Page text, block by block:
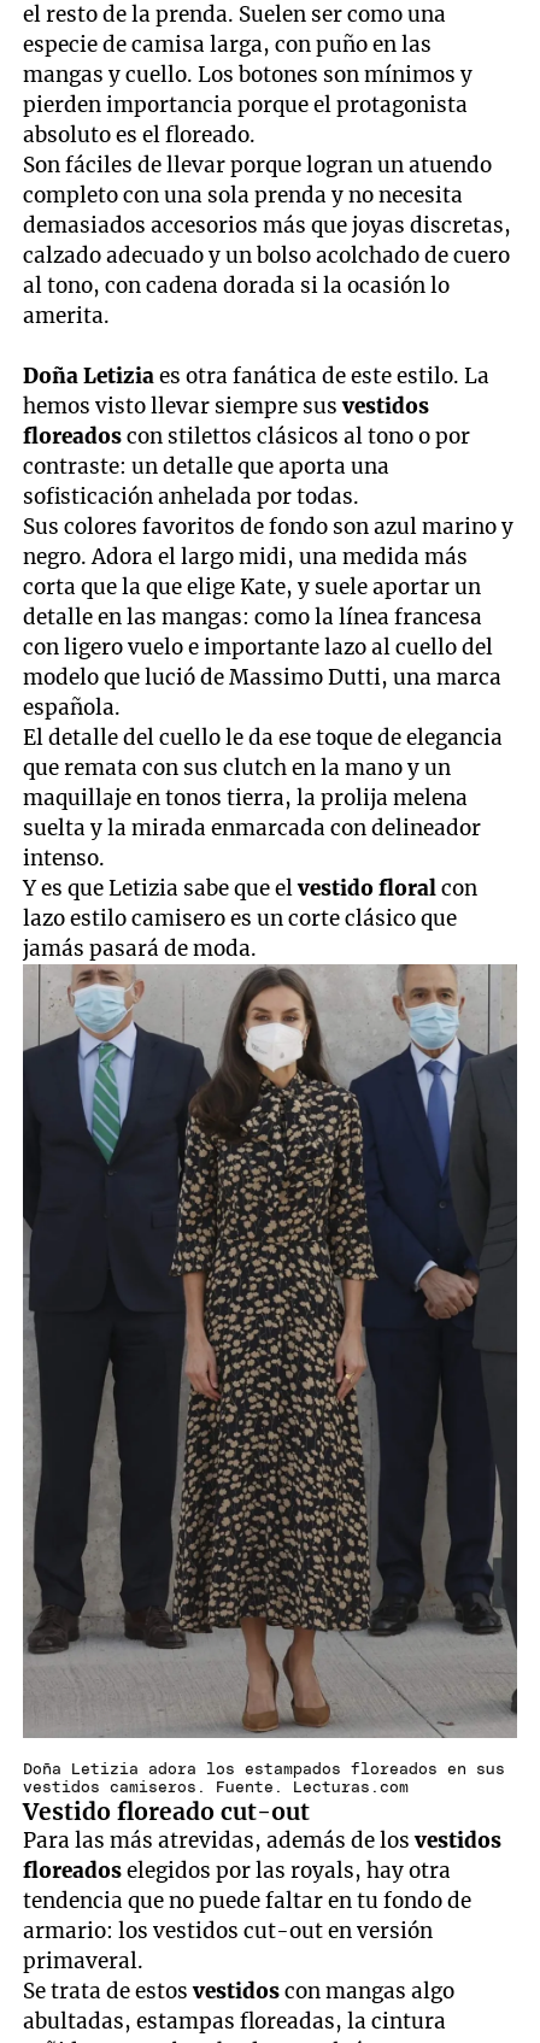
el resto de la prenda. Suelen ser como una
especie de camisa larga, con puño en las
mangas y cuello. Los botones son mínimos y
pierden importancia porque el protagonista
absoluto es el floreado.
Son fáciles de llevar porque logran un atuendo
completo con una sola prenda y no necesita
demasiados accesorios más que joyas discretas,
calzado adecuado y un bolso acolchado de cuero
al tono, con cadena dorada si la ocasión lo
amerita.
Doña Letiziaes otra fanática de este estilo. La
hemos visto llevar siempre susvestidos
floreadoscon stilettos clásicos al tono o por
contraste: un detalle que aporta una
sofisticación anhelada por todas.
Sus colores favoritos de fondo son azul marino y
negro. Adora el largo midi, una medida más
corta que la que elige Kate, y suele aportar un
detalle en las mangas: como la línea francesa
con ligero vuelo e importante lazo al cuello del
modelo que lució de Massimo Dutti, una marca
española.
El detalle del cuello le da ese toque de elegancia
que remata con sus clutch en la mano y un
maquillaje en tonos tierra, la prolija melena
suelta y la mirada enmarcada con delineador
intenso.
Y es que Letizia sabe que elvestido floralcon
lazo estilo camisero es un corte clásico que
jamás pasará de moda.
Doña Letizia adora los estampados floreados en sus
vestidos camiseros. Fuente. Lecturas.com
Vestido floreado cut-out
Para las más atrevidas, además de losvestidos
floreadoselegidos por las royals, hay otra
tendencia que no puede faltar en tu fondo de
armario: los vestidos cut-out en versión
primaveral.
Se trata de estosvestidoscon mangas algo
abultadas, estampas floreadas, la cintura